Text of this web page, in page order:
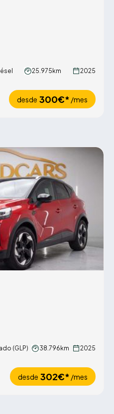
25.975km 2025
desde 300€* /mes
(GLP) 38.796km 2025
desde 302€* /mes